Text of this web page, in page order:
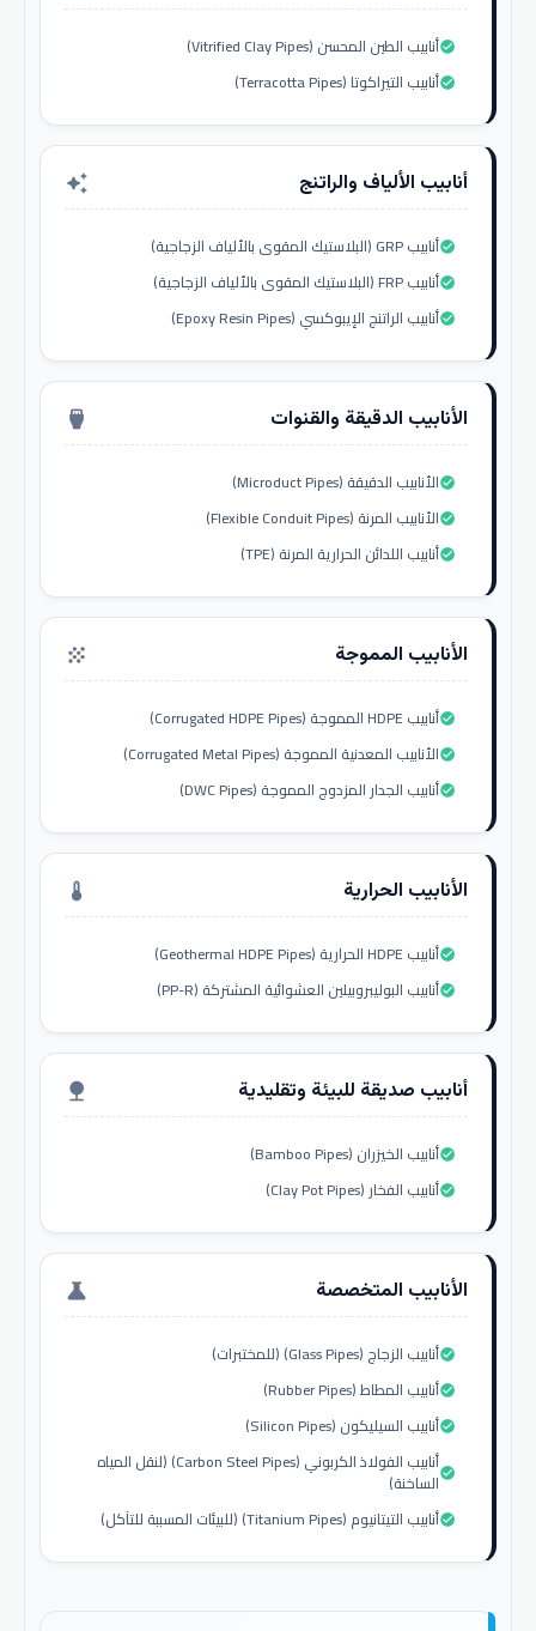
أنابيب الطين المحسن (Vitrified Clay Pipes)check_circle
أنابيب التيراكوتا (Terracotta Pipes)check_circle
أنابيب الألياف والراتنج auto_awesome
أنابيب GRP (البلاستيك المقوى بالألياف الزجاجية)check_circle
أنابيب FRP (البلاستيك المقوى بالألياف الزجاجية)check_circle
أنابيب الراتنج الإيبوكسي (Epoxy Resin Pipes)check_circle
الأنابيب الدقيقة والقنوات settings_input_hdmi
الأنابيب الدقيقة (Microduct Pipes)check_circle
الأنابيب المرنة (Flexible Conduit Pipes)check_circle
أنابيب اللدائن الحرارية المرنة (TPE)check_circle
الأنابيب المموجة grain
أنابيب HDPE المموجة (Corrugated HDPE Pipes)check_circle
الأنابيب المعدنية المموجة (Corrugated Metal Pipes)check_circle
أنابيب الجدار المزدوج المموجة (DWC Pipes)check_circle
الأنابيب الحرارية thermostat
أنابيب HDPE الحرارية (Geothermal HDPE Pipes)check_circle
أنابيب البوليبروبيلين العشوائية المشتركة (PP-R)check_circle
أنابيب صديقة للبيئة وتقليدية nature
أنابيب الخيزران (Bamboo Pipes)check_circle
أنابيب الفخار (Clay Pot Pipes)check_circle
الأنابيب المتخصصة science
أنابيب الزجاج (Glass Pipes) (للمختبرات)check_circle
أنابيب المطاط (Rubber Pipes)check_circle
أنابيب السيليكون (Silicon Pipes)check_circle
أنابيب الفولاذ الكربوني (Carbon Steel Pipes) (لنقل المياه
الساخنة)check_circle
أنابيب التيتانيوم (Titanium Pipes) (للبيئات المسببة للتآكل)check_circle